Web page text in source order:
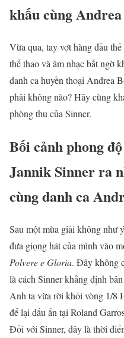
khấu cùng
Vừa qua, tay vợt hàng đầu
thể thao và âm nhạc bất ngờ
danh ca huyền thoại Andrea
phải không nào? Hãy cùng
phòng thu của Sinner.
Bối cảnh phong
Jannik Sinner ra
cùng danh ca
Sau một mùa giải không như
đưa giọng hát của mình vào
Polvere e Gloria. Đây không
là cách Sinner khẳng định
Anh ta vừa rời khỏi vòng 1/8
để lại dấu ấn tại Roland
Đối với Sinner, đây là thời